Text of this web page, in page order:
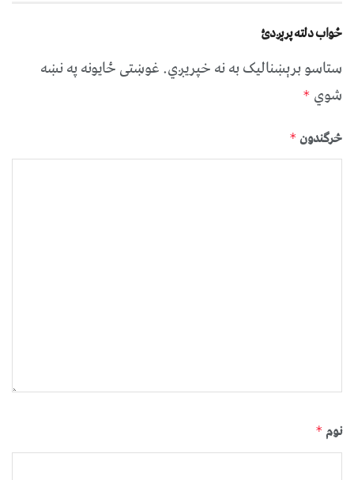
ځواب دلته پرېږدئ
ستاسو برېښناليک به نه خپريږي.غوښتى ځایونه په نښه
شوي *
څرگندون *
نوم *